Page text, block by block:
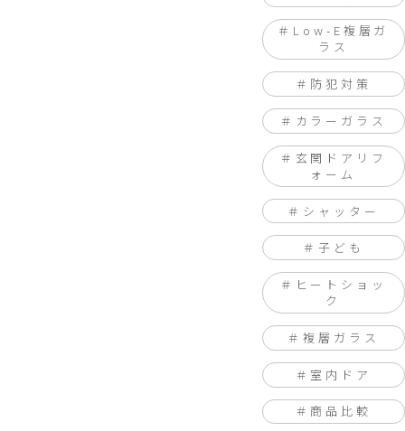
Low-E複層ガ
ラス
防犯対策
カラーガラス
玄関ドアリフ
ォーム
シャッター
子ども
ヒートショッ
ク
複層ガラス
室内ドア
商品比較